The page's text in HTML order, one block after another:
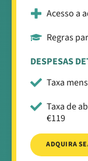
Acesso a
Regras
DESPESAS
Taxa
Taxa de
€119
ADQUIRA